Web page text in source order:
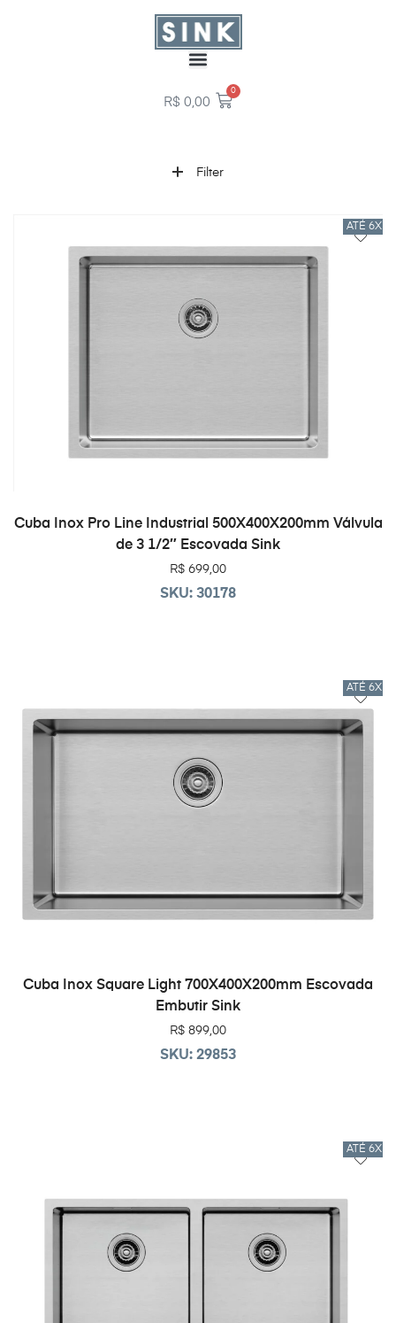
R$ 0,00
0
Filter
ATÉ 6X
ADICIONAR AO CARRINHO
Cuba Inox Pro Line Industrial 500X400X200mm Válvula
de 3 1/2″ Escovada Sink
R$ 699,00
SKU: 30178
ATÉ 6X
ADICIONAR AO CARRINHO
Cuba Inox Square Light 700X400X200mm Escovada
Embutir Sink
R$ 899,00
SKU: 29853
ATÉ 6X